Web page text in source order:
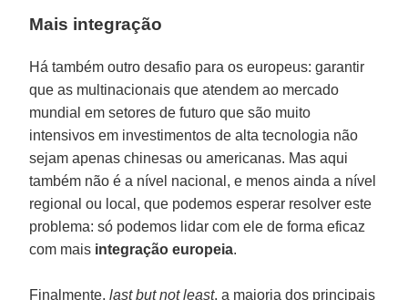
Mais integração
Há também outro desafio para os europeus: garantir
que as multinacionais que atendem ao mercado
mundial em setores de futuro que são muito
intensivos em investimentos de alta tecnologia não
sejam apenas chinesas ou americanas. Mas aqui
também não é a nível nacional, e menos ainda a nível
regional ou local, que podemos esperar resolver este
problema: só podemos lidar com ele de forma eficaz
com mais integração europeia.
Finalmente,last but not least, a maioria dos principais